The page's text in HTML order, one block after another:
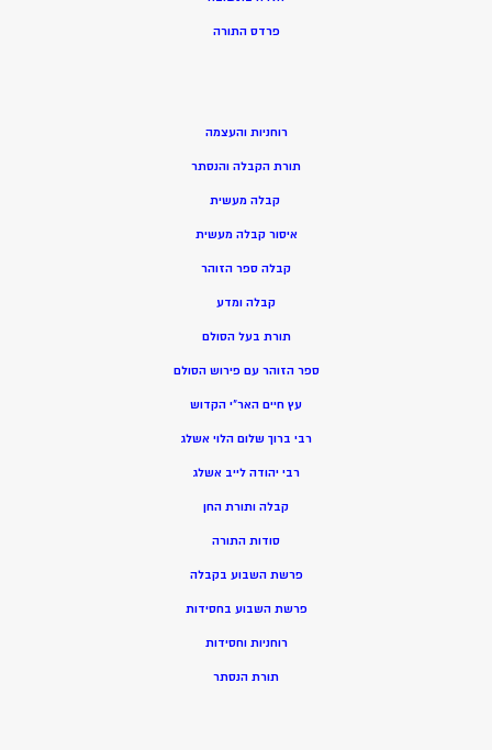
פרדס התורה
רוחניות והעצמה
תורת הקבלה והנסתר
קבלה מעשית
איסור קבלה מעשית
קבלה ספר הזוהר
קבלה ומדע
תורת בעל הסולם
ספר הזוהר עם פירוש הסולם
עץ חיים האר”י הקדוש
רבי ברוך שלום הלוי אשלג
רבי יהודה לייב אשלג
קבלה ותורת החן
סודות התורה
פרשת השבוע בקבלה
פרשת השבוע בחסידות
רוחניות וחסידות
תורת הנסתר